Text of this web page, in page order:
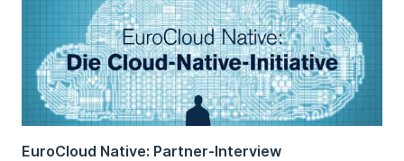
EuroCloud Native: Partner-Interview